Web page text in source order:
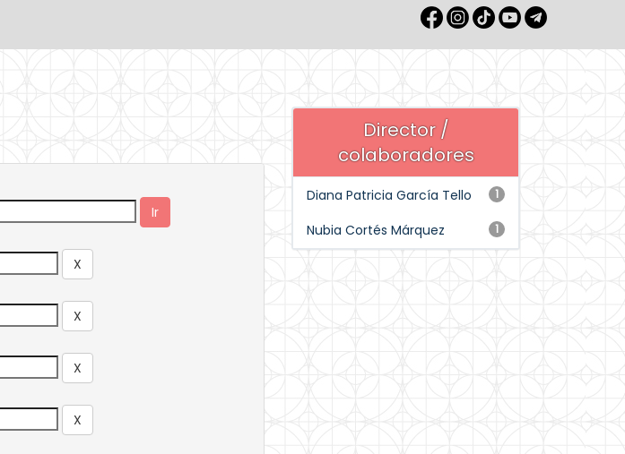
Director /
colaboradores
1
Diana Patricia García Tello
1
Nubia Cortés Márquez